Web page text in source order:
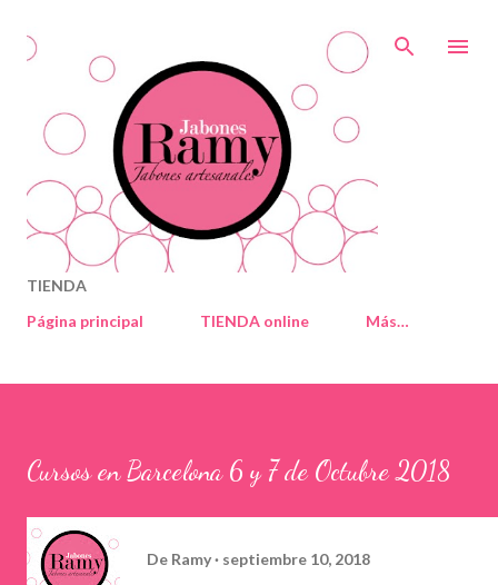
TIENDA
Página principal
TIENDA online Más…
Cursos en Barcelona 6 y 7 de Octubre 2018
De Ramy septiembre 10, 2018